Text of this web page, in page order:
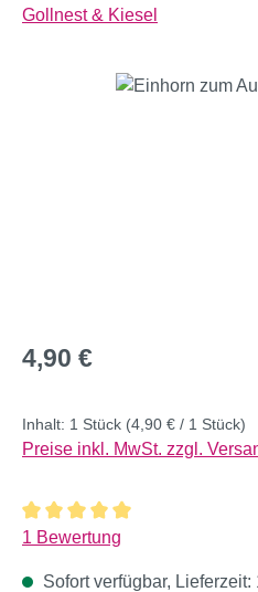
Gollnest & Kiesel
Bildergalerie überspringen
Regulärer Preis:
4,90 €
Inhalt: 1 Stück (4,90 € / 1 Stück)
Preise inkl. MwSt. zzgl.
Durchschnittliche Bewertung
1 Bewertung
Sofort verfügbar, Lieferzeit: